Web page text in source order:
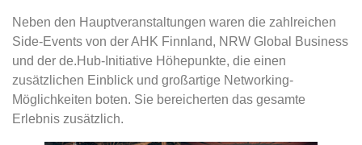
Neben den Hauptveranstaltungen waren die zahlreichen
Side-Events von der AHK Finnland, NRW Global Business
und der de.Hub-Initiative Höhepunkte, die einen
zusätzlichen Einblick und großartige Networking-
Möglichkeiten boten. Sie bereicherten das gesamte
Erlebnis zusätzlich.